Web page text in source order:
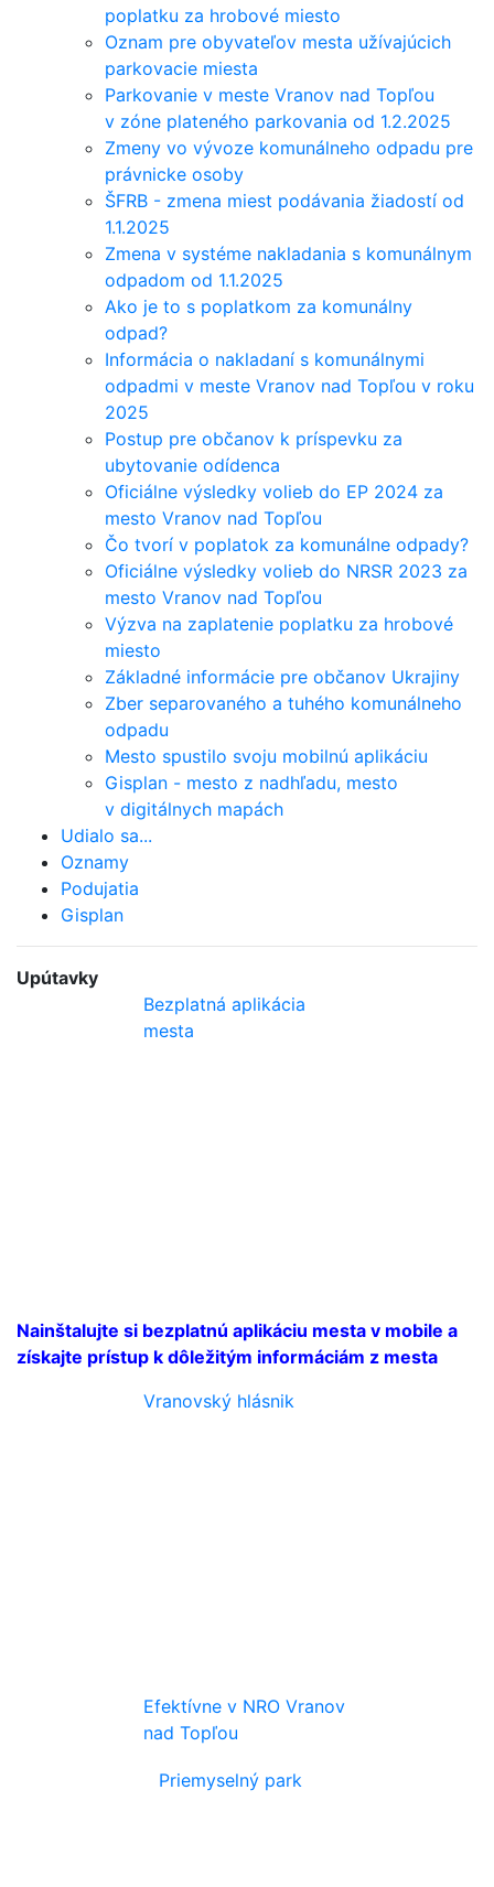
poplatku za hrobové miesto
Oznam pre obyvateľov mesta užívajúcich
parkovacie miesta
Parkovanie v meste Vranov nad Topľou
v zóne plateného parkovania od 1.2.2025
Zmeny vo vývoze komunálneho odpadu pre
právnicke osoby
ŠFRB - zmena miest podávania žiadostí od
1.1.2025
Zmena v systéme nakladania s komunálnym
odpadom od 1.1.2025
Ako je to s poplatkom za komunálny
odpad?
Informácia o nakladaní s komunálnymi
odpadmi v meste Vranov nad Topľou v roku
2025
Postup pre občanov k príspevku za
ubytovanie odídenca
Oficiálne výsledky volieb do EP 2024 za
mesto Vranov nad Topľou
Čo tvorí v poplatok za komunálne odpady?
Oficiálne výsledky volieb do NRSR 2023 za
mesto Vranov nad Topľou
Výzva na zaplatenie poplatku za hrobové
miesto
Základné informácie pre občanov Ukrajiny
Zber separovaného a tuhého komunálneho
odpadu
Mesto spustilo svoju mobilnú aplikáciu
Gisplan - mesto z nadhľadu, mesto
v digitálnych mapách
Udialo sa...
Oznamy
Podujatia
Gisplan
Upútavky
Bezplatná aplikácia
mesta
Nainštalujte si bezplatnú aplikáciu mesta v mobile a
získajte prístup k dôležitým informáciám z mesta
Vranovský hlásnik
Efektívne v NRO Vranov
nad Topľou
Priemyselný park